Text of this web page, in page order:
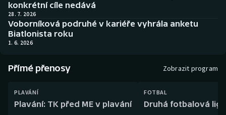
Boby a skeleton
Box
Curling
Dostihy
AZ kvíz
konkrétní cíle nedává
28. 7. 2026
Voborníková podruhé v kariéře vyhrála anketu
Biatlonista roku
1. 6. 2026
Přímé přenosy Zobrazit program
PLAVÁNÍ
Plavání: TK před ME v plavání
FOTBAL
Druhá fotbalová